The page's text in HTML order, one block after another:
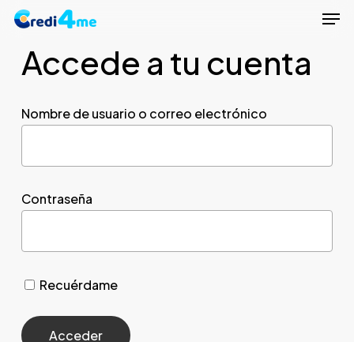
Skip
mainAccede a tu cuenta
Nombre de usuario o correo electrónico
Contraseña
Recuérdame